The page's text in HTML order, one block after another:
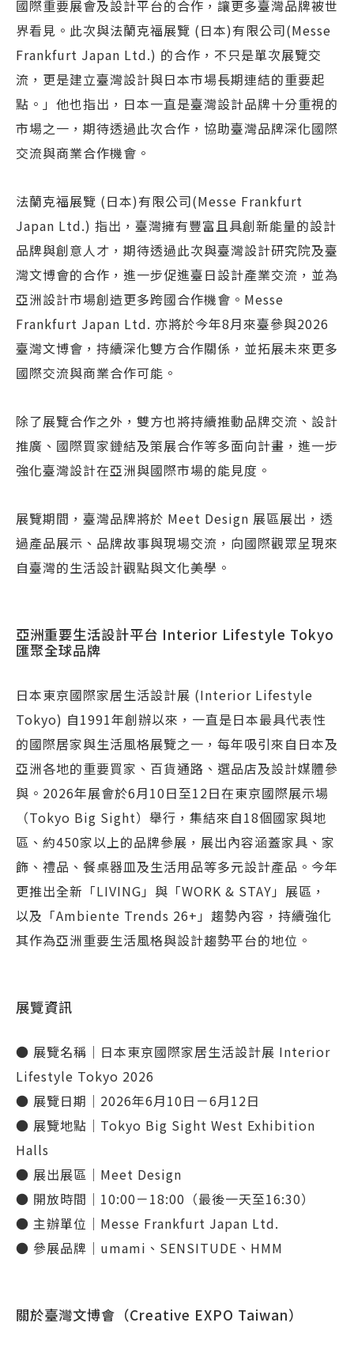
國際重要展會及設計平台的合作，讓更多臺灣品牌被世
界看見。此次與法蘭克福展覽 (日本)有限公司(Messe
Frankfurt Japan Ltd.) 的合作，不只是單次展覽交
流，更是建立臺灣設計與日本市場長期連結的重要起
點。」他也指出，日本一直是臺灣設計品牌十分重視的
市場之一，期待透過此次合作，協助臺灣品牌深化國際
交流與商業合作機會。
法蘭克福展覽 (日本)有限公司(Messe Frankfurt
Japan Ltd.) 指出，臺灣擁有豐富且具創新能量的設計
品牌與創意人才，期待透過此次與臺灣設計研究院及臺
灣文博會的合作，進一步促進臺日設計產業交流，並為
亞洲設計市場創造更多跨國合作機會。Messe
Frankfurt Japan Ltd. 亦將於今年8月來臺參與2026
臺灣文博會，持續深化雙方合作關係，並拓展未來更多
國際交流與商業合作可能。
除了展覽合作之外，雙方也將持續推動品牌交流、設計
推廣、國際買家鏈結及策展合作等多面向計畫，進一步
強化臺灣設計在亞洲與國際市場的能見度。
展覽期間，臺灣品牌將於 Meet Design 展區展出，透
過產品展示、品牌故事與現場交流，向國際觀眾呈現來
自臺灣的生活設計觀點與文化美學。
亞洲重要生活設計平台 Interior Lifestyle Tokyo
匯聚全球品牌
日本東京國際家居生活設計展 (Interior Lifestyle
Tokyo) 自1991年創辦以來，一直是日本最具代表性
的國際居家與生活風格展覽之一，每年吸引來自日本及
亞洲各地的重要買家、百貨通路、選品店及設計媒體參
與。2026年展會於6月10日至12日在東京國際展示場
（Tokyo Big Sight）舉行，集結來自18個國家與地
區、約450家以上的品牌參展，展出內容涵蓋家具、家
飾、禮品、餐桌器皿及生活用品等多元設計產品。今年
更推出全新「LIVING」與「WORK & STAY」展區，
以及「Ambiente Trends 26+」趨勢內容，持續強化
其作為亞洲重要生活風格與設計趨勢平台的地位。
展覽資訊
● 展覽名稱｜日本東京國際家居生活設計展 Interior
Lifestyle Tokyo 2026
● 展覽日期｜2026年6月10日－6月12日
● 展覽地點｜Tokyo Big Sight West Exhibition
Halls
● 展出展區｜Meet Design
● 開放時間｜10:00－18:00（最後一天至16:30）
● 主辦單位｜Messe Frankfurt Japan Ltd.
● 參展品牌｜umami、SENSITUDE、HMM
關於臺灣文博會（Creative EXPO Taiwan）